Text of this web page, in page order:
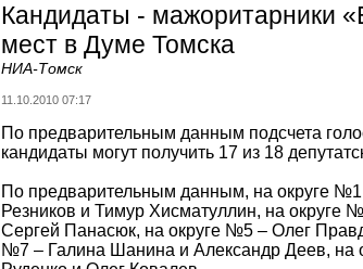
Кандидаты - мажоритарники
мест в Думе Томска
НИА-Томск
11.10.2010 07:17
По предварительным данным подсчета
кандидаты могут получить 17 из 18
По предварительным данным, на округе
Резников и Тимур Хисматуллин, на
Сергей Панасюк, на округе №5 – Олег
№7 – Галина Шанина и Александр Деев,